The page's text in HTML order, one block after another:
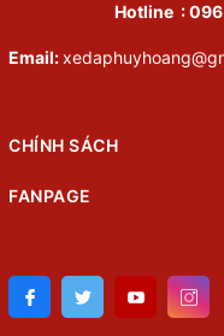
Hotline :
Email:
CHÍNH SÁCH
FANPAGE